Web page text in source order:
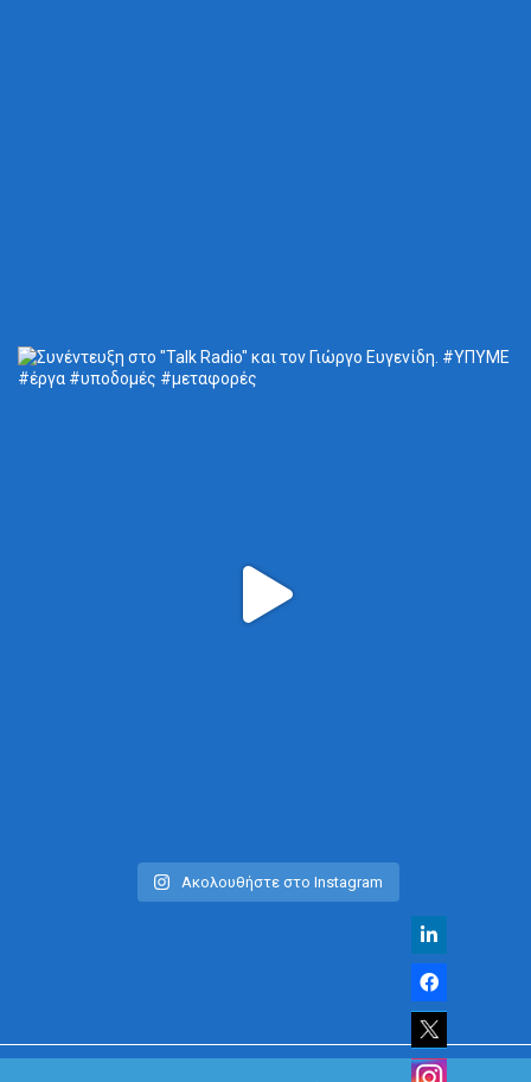
Ακολουθήστε στο Instagram